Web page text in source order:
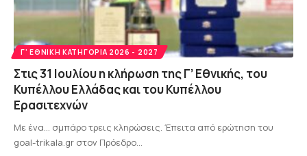
Γ' ΕΘΝΙΚΉ ΚΑΤΗΓΟΡΊΑ 2026 - 2027
Στις 31 Ιουλίου η κλήρωση της Γ’ Εθνικής, του
Κυπέλλου Ελλάδας και του Κυπέλλου
Ερασιτεχνών
Με ένα… σμπάρο τρεις κληρώσεις. Έπειτα από ερώτηση του
goal-trikala.gr στον Πρόεδρο…